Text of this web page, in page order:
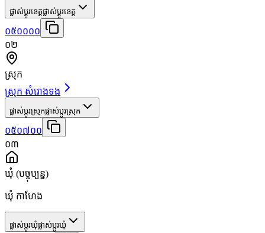
ផ្លាស់ប្តូរខេត្តផ្លាស់ប្តូរខេត្ត
០៥០០០០
០២
ស្រុក
ស្រុក សំរោងទង
ផ្លាស់ប្តូរស្រុកផ្លាស់ប្តូរស្រុក
០៥០៧០០
០៣
ឃុំ (បច្ចុប្បន្ន)
ឃុំ កាហែង
ផ្លាស់ប្តូរឃុំផ្លាស់ប្តូរឃុំ